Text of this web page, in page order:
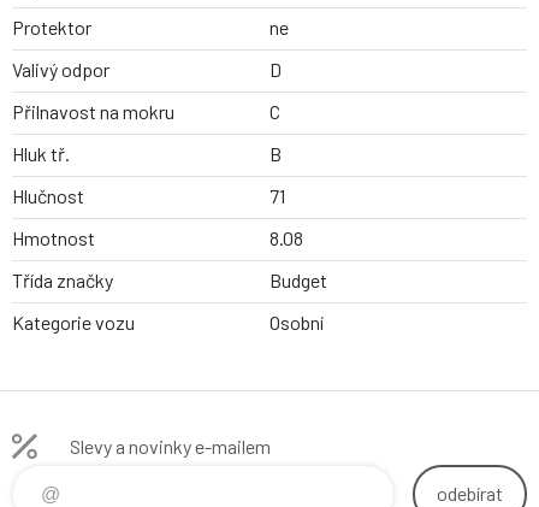
Protektor
ne
Valivý odpor
D
Přilnavost na mokru
C
Hluk tř.
B
Hlučnost
71
Hmotnost
8.08
Třída značky
Budget
Kategorie vozu
Osobní
Slevy a novinky e-mailem
odebírat